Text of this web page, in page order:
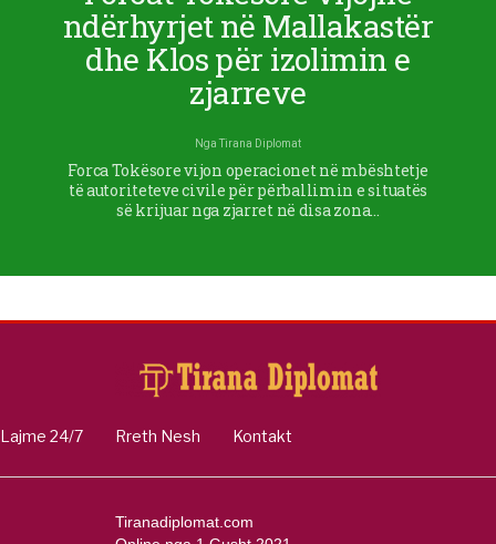
ndërhyrjet në Mallakastër
dhe Klos për izolimin e
zjarreve
NgaTirana Diplomat
Forca Tokësore vijon operacionet në mbështetje
të autoriteteve civile për përballimin e situatës
së krijuar nga zjarret në disa zona…
Lajme 24/7 Rreth Nesh Kontakt
Tiranadiplomat.com